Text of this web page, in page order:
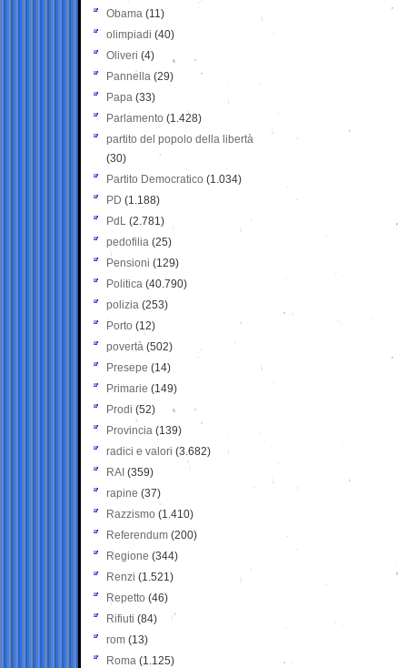
Obama (11)
olimpiadi (40)
Oliveri (4)
Pannella (29)
Papa (33)
Parlamento (1.428)
partito del popolo della libertà
(30)
Partito Democratico (1.034)
PD (1.188)
PdL (2.781)
pedofilia (25)
Pensioni (129)
Politica (40.790)
polizia (253)
Porto (12)
povertà (502)
Presepe (14)
Primarie (149)
Prodi (52)
Provincia (139)
radici e valori (3.682)
RAI (359)
rapine (37)
Razzismo (1.410)
Referendum (200)
Regione (344)
Renzi (1.521)
Repetto (46)
Rifiuti (84)
rom (13)
Roma (1.125)